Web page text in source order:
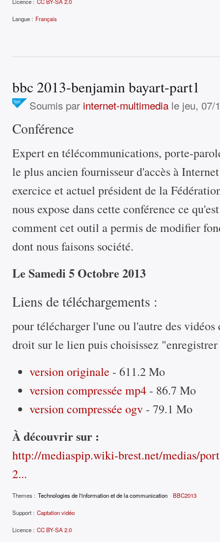
Licence : CC BY-SA 2.0
Langue : Français
bbc 2013-benjamin bayart-part1
Soumis par internet-multimedia le jeu, 07/
Conférence
Expert en télécommunications, porte-
le plus ancien fournisseur d'accès à
exercice et actuel président de la
nous expose dans cette conférence ce
comment cet outil a permis de modifier
dont nous faisons société.
Le Samedi 5 Octobre 2013
Liens de téléchargements :
pour télécharger l'une ou l'autre des
droit sur le lien puis choisissez
version originale - 611.2 Mo
version compressée mp4 - 86.7 Mo
version compressée ogv - 79.1 Mo
À découvrir sur :
http://mediaspip.wiki-brest.net/medias/
2...
Themes : Technologies de l'information et de la communication BBC2013
Support : Captation vidéo
Licence : CC BY-SA 2.0